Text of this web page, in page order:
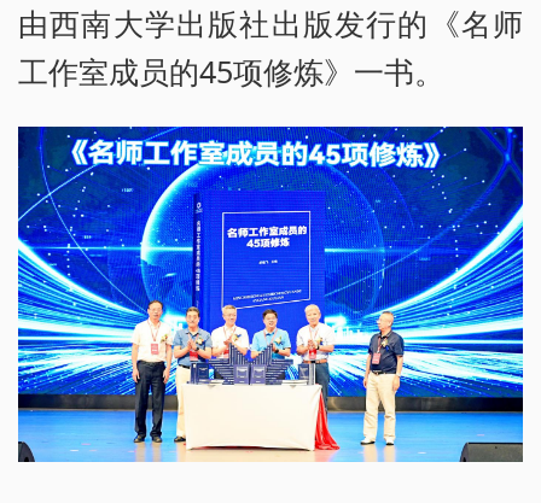
由西南大学出版社出版发行的《名师
工作室成员的45项修炼》一书。